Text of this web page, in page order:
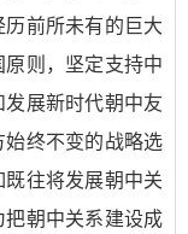
前所未有的巨大
则，坚定支持中
展新时代朝中友
终不变的战略选
往将发展朝中关
朝中关系建设成